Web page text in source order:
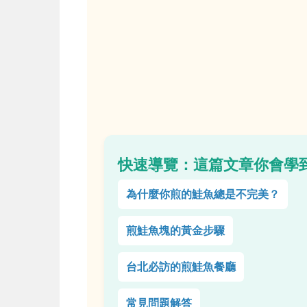
快速導覽：這篇文章你會學
為什麼你煎的鮭魚總是不完美？
煎鮭魚塊的黃金步驟
台北必訪的煎鮭魚餐廳
常見問題解答